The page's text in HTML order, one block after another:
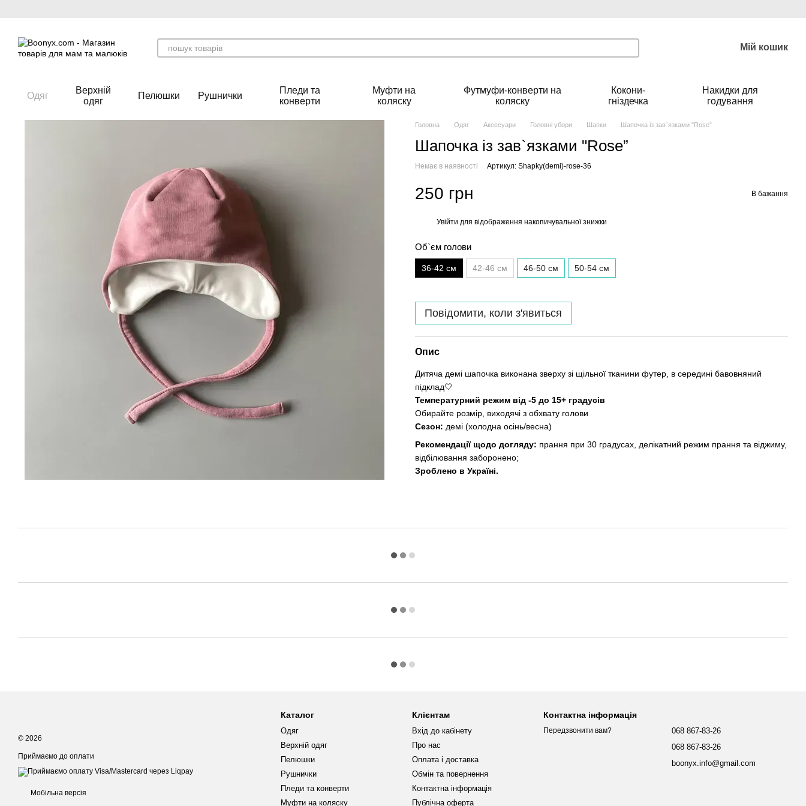
Мій кошик
Одяг
Верхній
одяг
Пелюшки Рушнички
Пледи та
конверти
Муфти на
коляску
Футмуфи-конверти на
коляску
Кокони-
гніздечка
Накидки для
годування
Головна Одяг Аксесуари Головні убори Шапки Шапочка із зав`язками "Rose”
Шапочка із зав`язками "Rose”
Немає в наявності Артикул: Shapky(demi)-rose-36
250 грн В бажання
Увійти для відображення накопичувальної знижки
Об`єм голови
36-42 см 42-46 см 46-50 см 50-54 см
Повідомити, коли з'явиться
Опис
Дитяча демі шапочка виконана зверху зі щільної тканини футер, в середині бавовняний
підклад🤍
Температурний режим від -5 до 15+ градусів
Обирайте розмір, виходячі з обхвату голови
Сезон: демі (холодна осінь/весна)
Рекомендації щодо догляду: прання при 30 градусах, делікатний режим прання та віджиму,
відбілювання заборонено;
Зроблено в Україні.
© 2026
Приймаємо до оплати
Мобільна версія
Каталог
Одяг
Верхній одяг
Пелюшки
Рушнички
Пледи та конверти
Муфти на коляску
Клієнтам
Вхід до кабінету
Про нас
Оплата і доставка
Обмін та повернення
Контактна інформація
Публічна оферта
Контактна інформація
Передзвонити вам?
068 867-83-26
068 867-83-26
boonyx.info@gmail.com